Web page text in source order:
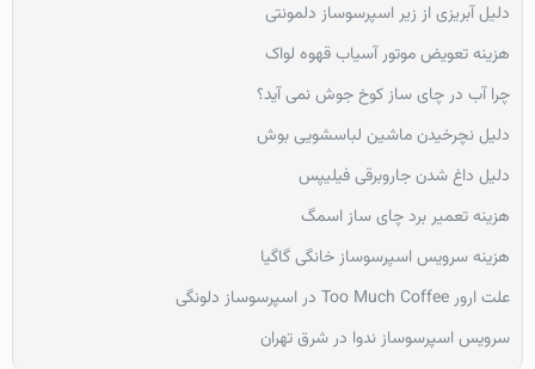
دلیل آبریزی از زیر اسپرسوساز دلمونتی
هزینه تعویض موتور آسیاب قهوه لواک
چرا آب در چای ساز کوخ جوش نمی آید؟
دلیل نچرخیدن ماشین لباسشویی بوش
دلیل داغ شدن جاروبرقی فیلیپس
هزینه تعمیر برد چای ساز اسمگ
هزینه سرویس اسپرسوساز خانگی گاگیا
علت ارور Too Much Coffee در اسپرسوساز دلونگی
سرویس اسپرسوساز ندوا در شرق تهران